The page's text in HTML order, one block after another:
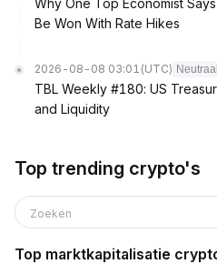
Why One Top Economist
Be Won With Rate Hikes
2026-08-08 03:01 (UTC) Neutraal
TBL Weekly #180: US
and Liquidity
Top trending crypto's
Zoeken
Top marktkapitalisatie